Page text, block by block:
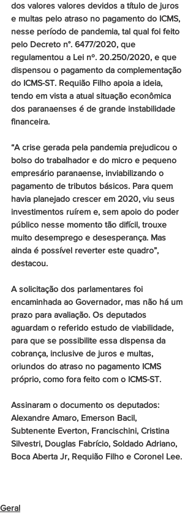
dos valores valores devidos a título de juros
e multas pelo atraso no pagamento do ICMS,
nesse período de pandemia, tal qual foi feito
pelo Decreto n°. 6477/2020, que
regulamentou a Lei nº. 20.250/2020, e que
dispensou o pagamento da complementação
do ICMS-ST. Requião Filho apoia a ideia,
tendo em vista a atual situação econômica
dos paranaenses é de grande instabilidade
financeira.
“A crise gerada pela pandemia prejudicou o
bolso do trabalhador e do micro e pequeno
empresário paranaense, inviabilizando o
pagamento de tributos básicos. Para quem
havia planejado crescer em 2020, viu seus
investimentos ruírem e, sem apoio do poder
público nesse momento tão difícil, trouxe
muito desemprego e desesperança. Mas
ainda é possível reverter este quadro”,
destacou.
A solicitação dos parlamentares foi
encaminhada ao Governador, mas não há um
prazo para avaliação. Os deputados
aguardam o referido estudo de viabilidade,
para que se possibilite essa dispensa da
cobrança, inclusive de juros e multas,
oriundos do atraso no pagamento ICMS
próprio, como fora feito com o ICMS-ST.
Assinaram o documento os deputados:
Alexandre Amaro, Emerson Bacil,
Subtenente Everton, Francischini, Cristina
Silvestri, Douglas Fabrício, Soldado Adriano,
Boca Aberta Jr, Requião Filho e Coronel Lee.
Geral